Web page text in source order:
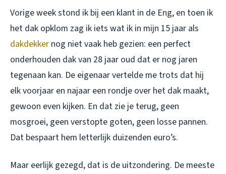
Vorige week stond ik bij een klant in de Eng, en toen ik
het dak opklom zag ik iets wat ik in mijn 15 jaar als
dakdekker nog niet vaak heb gezien: een perfect
onderhouden dak van 28 jaar oud dat er nog jaren
tegenaan kan. De eigenaar vertelde me trots dat hij
elk voorjaar en najaar een rondje over het dak maakt,
gewoon even kijken. En dat zie je terug, geen
mosgroei, geen verstopte goten, geen losse pannen.
Dat bespaart hem letterlijk duizenden euro’s.
Maar eerlijk gezegd, dat is de uitzondering. De meeste